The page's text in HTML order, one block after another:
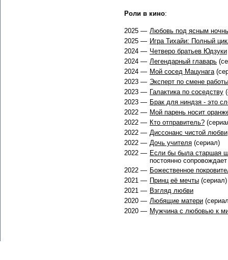
Роли в кино:
2025 — Любовь под ясным
2025 — Игра Тихайи: Полный
2024 — Четверо братьев Юдзуки
2024 — Легендарный главарь
2024 — Мой сосед Мацунага
2023 — Эксперт по смене работы
2023 — Галактика по соседству
2023 — Брак для ниндзя - это
2022 — Мой парень носит
2022 — Кто отправитель?
2022 — Диссонанс чистой любви
2022 — Дочь учителя (сериал)
2022 — Если бы была старшая
постоянно
2022 — Божественное
2021 — Принц её мечты (сериал)
2021 — Взгляд любви
2020 — Любящие матери
2020 — Мужчина с любовью к